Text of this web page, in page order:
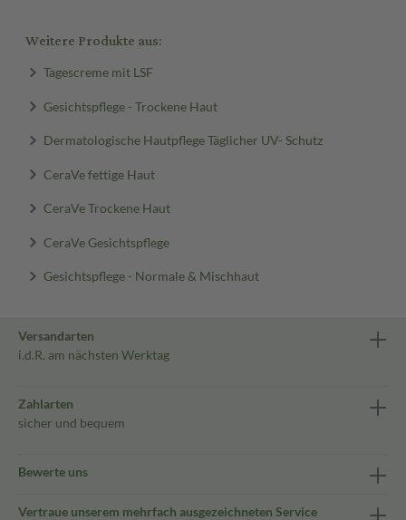
Weitere Produkte aus:
Tagescreme mit LSF
Gesichtspflege - Trockene Haut
Dermatologische Hautpflege Täglicher UV- Schutz
CeraVe fettige Haut
CeraVe Trockene Haut
CeraVe Gesichtspflege
Gesichtspflege - Normale & Mischhaut
Versandarten
i.d.R. am nächsten Werktag
Zahlarten
sicher und bequem
Bewerte uns
Vertraue unserem mehrfach ausgezeichneten Service